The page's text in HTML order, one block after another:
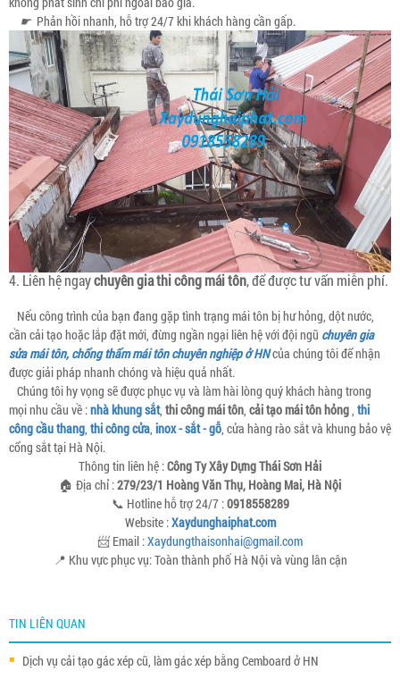
☛ Phản hồi nhanh, hỗ trợ 24/7 khi khách hàng cần gấp.
4. Liên hệ ngaychuyên gia thi công mái tôn, để được tư vấn miễn phí.
Nếu công trình của bạn đang gặp tình trạng mái tôn bị hư hỏng, dột nước,
cần cải tạo hoặc lắp đặt mới, đừng ngần ngại liên hệ với đội ngũ chuyên gia
sửa mái tôn, chống thấm mái tôn chuyên nghiệp ở HNcủa chúng tôi để nhận
được giải pháp nhanh chóng và hiệu quả nhất.
Chúng tôi hy vọng sẽ được phục vụ và làm hài lòng quý khách hàng trong
mọi nhu cầu về :nhà khung sắt, thi công mái tôn, cải tạo mái tôn hỏng, thi
công cầu thang, thi công cửa, inox - sắt - gỗ, cửa hàng rào sắt và khung bảo vệ
cổng sắt tại Hà Nội.
Thông tin liên hệ :Công Ty Xây Dựng Thái Sơn Hải
🏠 Địa chỉ :279/23/1 Hoàng Văn Thụ, Hoàng Mai, Hà Nội
📞 Hotline hỗ trợ 24/7 :0918558289
Website :Xaydunghaiphat.com
📨 Email :Xaydungthaisonhai@gmail.com
📍 Khu vực phục vụ: Toàn thành phố Hà Nội và vùng lân cận
TIN LIÊN QUAN
Dịch vụ cải tạo gác xép cũ, làm gác xép bằng Cemboard ở HN